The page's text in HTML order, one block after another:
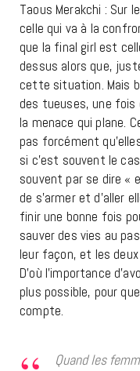
Taous Merakchi : Sur
celle qui va à la
que la final girl est
dessus alors que,
cette situation. Mais
des tueuses, une fois
la menace qui plane.
pas forcément
si c’est souvent le
souvent par se dire «
de s’armer et d’aller
finir une bonne fois
sauver des vies au
leur façon, et les
D’où l’importance
plus possible, pour
compte.
Quand les